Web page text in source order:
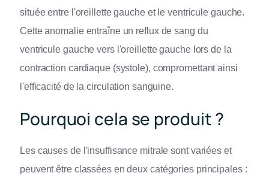
située entre l'oreillette gauche et le ventricule gauche.
Cette anomalie entraîne un reflux de sang du
ventricule gauche vers l'oreillette gauche lors de la
contraction cardiaque (systole), compromettant ainsi
l'efficacité de la circulation sanguine.
Pourquoi cela se produit ?
Les causes de l'insuffisance mitrale sont variées et
peuvent être classées en deux catégories principales :